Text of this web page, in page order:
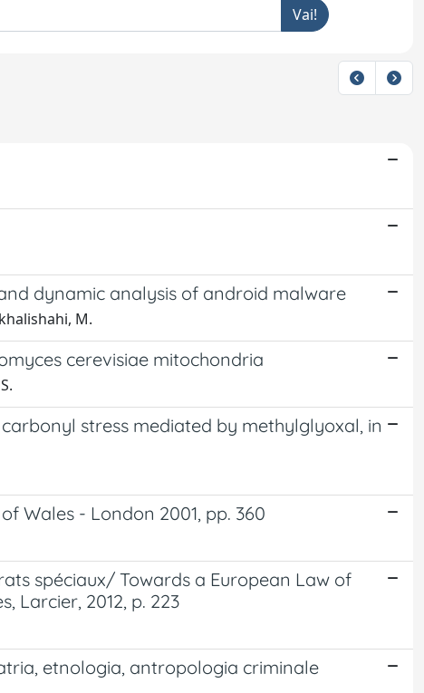
dynamic analysis of android malware
M.
cerevisiae mitochondria
stress mediated by methylglyoxal, in
Wales - London 2001, pp. 360
spéciaux/ Towards a European Law of
Larcier, 2012, p. 223
etnologia, antropologia criminale